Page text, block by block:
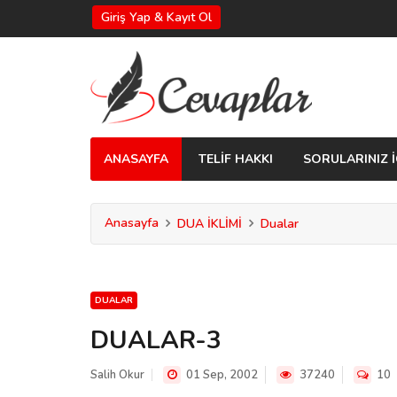
Giriş Yap & Kayıt Ol
ANASAYFA TELİF HAKKI SORULARINIZ
Anasayfa DUA İKLİMİ Dualar
DUALAR
DUALAR-3
Salih Okur 01 Sep, 2002 37240 10